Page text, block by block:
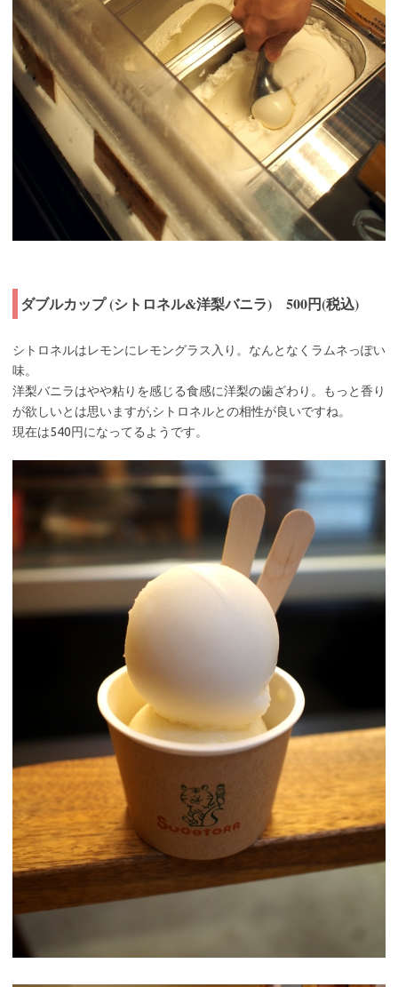
ダブルカップ (シトロネル&洋梨バニラ) 500円(税込)
シトロネルはレモンにレモングラス入り。なんとなくラムネっぽい
味。
洋梨バニラはやや粘りを感じる食感に洋梨の歯ざわり。もっと香り
が欲しいとは思いますが,シトロネルとの相性が良いですね。
現在は540円になってるようです。